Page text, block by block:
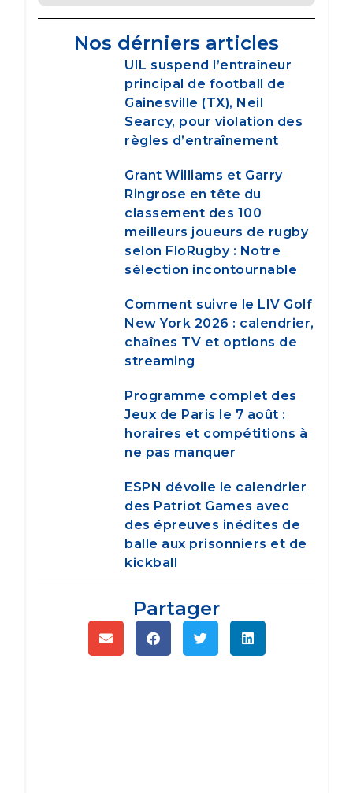
Nos dérniers articles
UIL suspend l’entraîneur
principal de football de
Gainesville (TX), Neil
Searcy, pour violation des
règles d’entraînement
Grant Williams et Garry
Ringrose en tête du
classement des 100
meilleurs joueurs de rugby
selon FloRugby : Notre
sélection incontournable
Comment suivre le LIV Golf
New York 2026 : calendrier,
chaînes TV et options de
streaming
Programme complet des
Jeux de Paris le 7 août :
horaires et compétitions à
ne pas manquer
ESPN dévoile le calendrier
des Patriot Games avec
des épreuves inédites de
balle aux prisonniers et de
kickball
Partager